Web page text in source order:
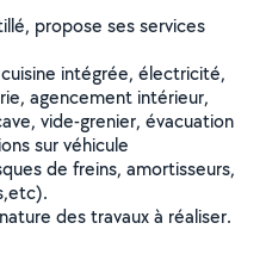
propose ses services
intégrée, électricité,
agencement intérieur,
vide-grenier, évacuation
sur véhicule
de freins, amortisseurs,
des travaux à réaliser.